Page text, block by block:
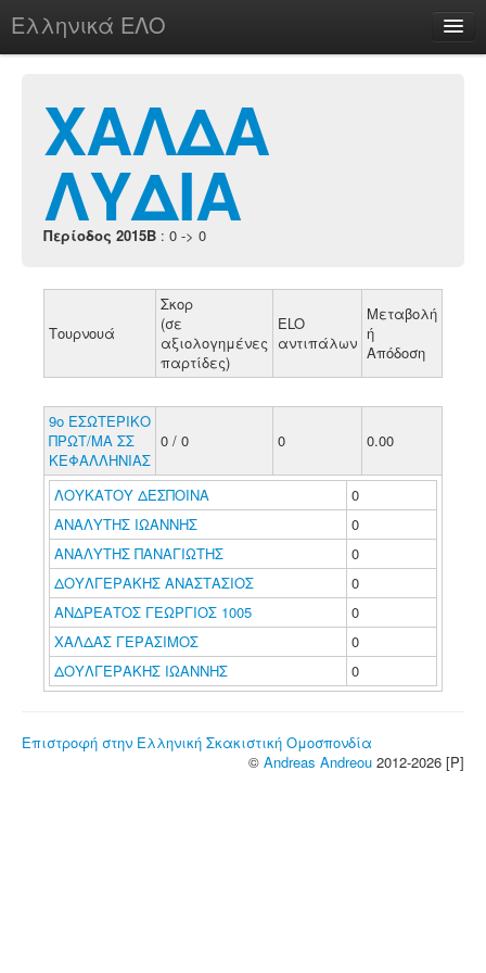
Ελληνικά ΕΛΟ
chesstu.be @ discord
Login
ΧΑΛΔΑ
ΛΥΔΙΑ
Περίοδος 2015B : 0 -> 0
Τουρνουά
Σκορ
(σε
αξιολογημένες
παρτίδες)
ELO
αντιπάλων
Μεταβολή
ή
Απόδοση
9ο ΕΣΩΤΕΡΙΚΟ
ΠΡΩΤ/ΜΑ ΣΣ
ΚΕΦΑΛΛΗΝΙΑΣ
0 / 0 0 0.00
ΛΟΥΚΑΤΟΥ ΔΕΣΠΟΙΝΑ
0
ΑΝΑΛΥΤΗΣ ΙΩΑΝΝΗΣ
0
ΑΝΑΛΥΤΗΣ ΠΑΝΑΓΙΩΤΗΣ
0
ΔΟΥΛΓΕΡΑΚΗΣ ΑΝΑΣΤΑΣΙΟΣ
0
ΑΝΔΡΕΑΤΟΣ ΓΕΩΡΓΙΟΣ 1005
0
ΧΑΛΔΑΣ ΓΕΡΑΣΙΜΟΣ
0
ΔΟΥΛΓΕΡΑΚΗΣ ΙΩΑΝΝΗΣ
0
Επιστροφή στην Ελληνική Σκακιστική Ομοσπονδία
© Andreas Andreou 2012-2026 [P]